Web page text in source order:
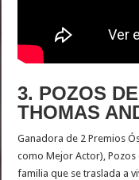
3. POZOS
THOMAS
Ganadora de 2 Premios
como Mejor Actor),
familia que se traslada a